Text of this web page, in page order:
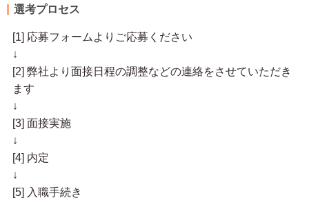
選考プロセス
[1] 応募フォームよりご応募ください
↓
[2] 弊社より面接日程の調整などの連絡をさせていただき
ます
↓
[3] 面接実施
↓
[4] 内定
↓
[5] 入職手続き